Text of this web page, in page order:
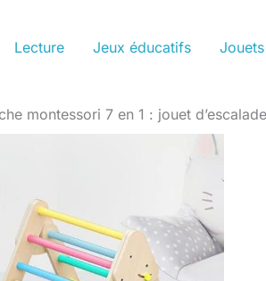
Lecture Jeux éducatifs Jouets
montessori 7 en 1 : jouet